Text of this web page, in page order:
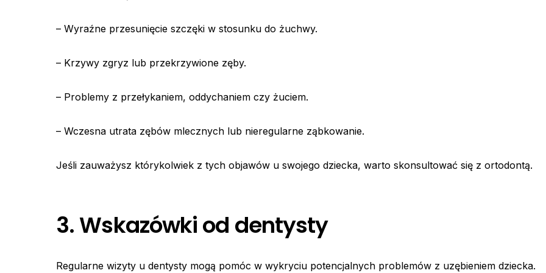
– Wyraźne przesunięcie szczęki w stosunku do żuchwy.
– Krzywy zgryz lub przekrzywione zęby.
– Problemy z przełykaniem, oddychaniem czy żuciem.
– Wczesna utrata zębów mlecznych lub nieregularne ząbkowanie.
Jeśli zauważysz którykolwiek z tych objawów u swojego dziecka, warto skonsultować się z ortodontą.
3. Wskazówki od dentysty
Regularne wizyty u dentysty mogą pomóc w wykryciu potencjalnych problemów z uzębieniem dziecka.